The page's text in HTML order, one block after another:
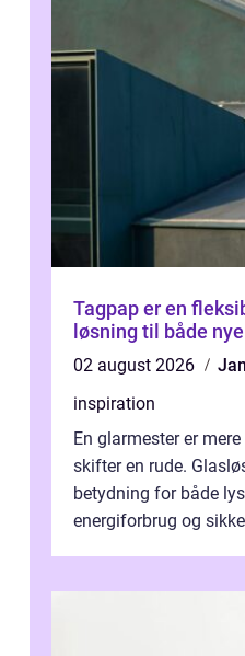
Tagpap er en
løsning til både
02 august 2026
inspiration
En glarmester er
skifter en rude.
betydning for både
energiforbrug og